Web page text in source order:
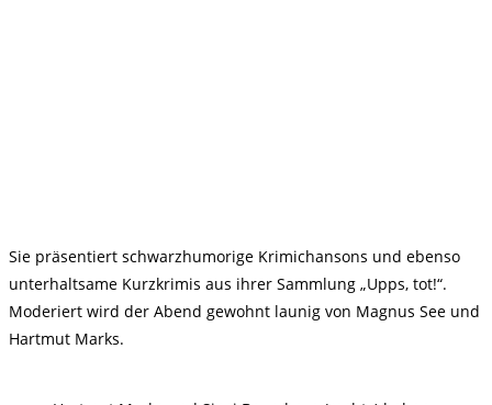
Sie präsentiert schwarzhumorige Krimichansons und ebenso
unterhaltsame Kurzkrimis aus ihrer Sammlung „Upps, tot!“.
Moderiert wird der Abend gewohnt launig von Magnus See und
Hartmut Marks.